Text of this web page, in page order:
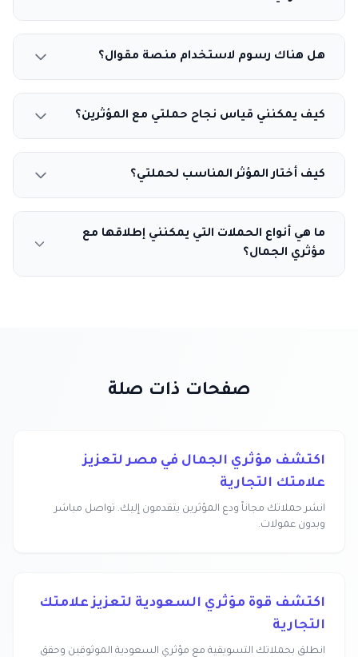
هل هناك رسوم لاستخدام منصة مقوال؟
كيف يمكنني قياس نجاح حملتي مع المؤثرين؟
كيف أختار المؤثر المناسب لحملتي؟
ما هي أنواع الحملات التي يمكنني إطلاقها مع
مؤثري الجمال؟
صفحات ذات صلة
اكتشف مؤثري الجمال في مصر لتعزيز
علامتك التجارية
انشر حملاتك مجاناً ودع المؤثرين يتقدمون إليك. تواصل مباشر
وبدون عمولات.
اكتشف قوة مؤثري السعودية لتعزيز علامتك
التجارية
انطلق بحملاتك التسويقية مع مؤثري السعودية الموثوقين وحقق